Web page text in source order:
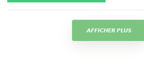
AFFICHER PLUS